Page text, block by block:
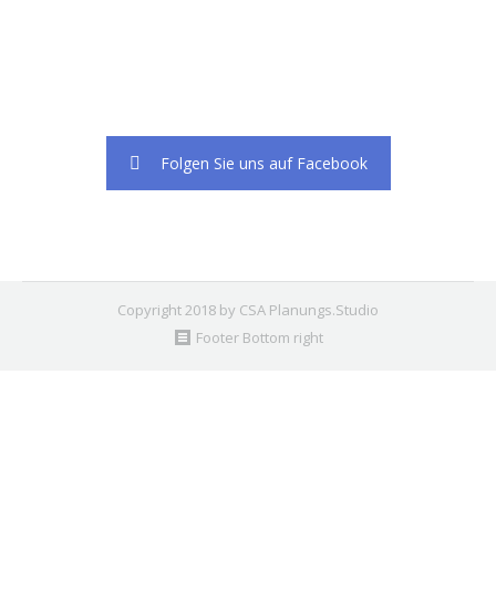
Folgen Sie uns auf Facebook
Copyright 2018 by CSA Planungs.Studio
Footer Bottom right